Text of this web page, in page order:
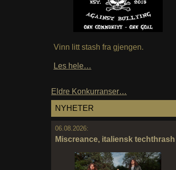
Vinn litt stash fra gjengen.
Les hele…
Eldre Konkurranser…
NYHETER
06.08.2026:
Miscreance, italiensk techthrash